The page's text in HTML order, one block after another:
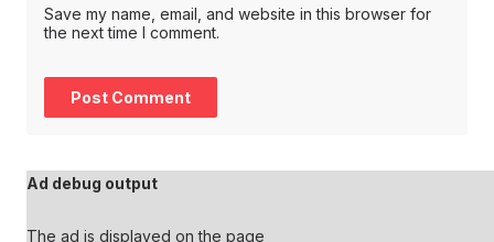
Save my name, email, and website in this browser for
the next time I comment.
Ad debug output
The ad is displayed on the page